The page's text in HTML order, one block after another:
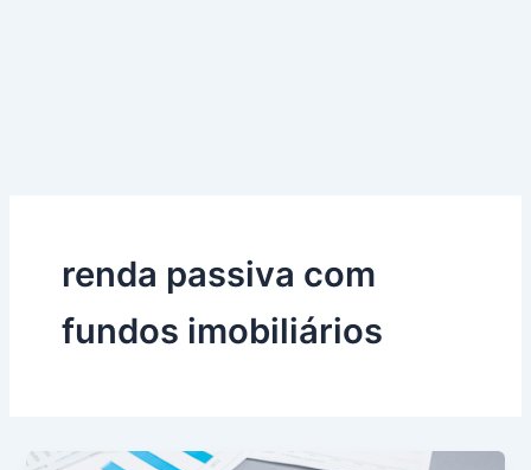
renda passiva com
fundos imobiliários